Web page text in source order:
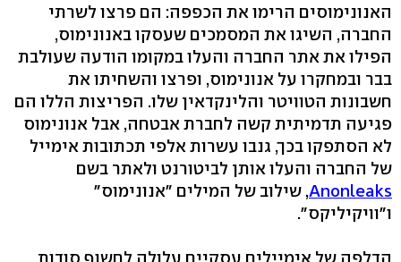
האנונימוסים הרימו את הכפפה: הם פרצו לשרתי
החברה, השיגו את המסמכים שעסקו באנונימוס,
הפילו את אתר החברה והעלו במקומו הודעה שעולבת
בבר ובמחקרו על אנונימוס, ופרצו והשחיתו את
חשבונות הטוויטר והלינקדאין שלו. הפריצות הללו הם
פגיעה תדמיתית קשה לחברת אבטחה, אבל אנונימוס
לא הסתפקו בכך, גנבו עשרות אלפי תכתובות אימייל
של החברה והעלו אותן לביטורנט ולאתר בשם
Anonleaks, שילוב של המילים "אנונימוס"
ו"וויקיליקס".